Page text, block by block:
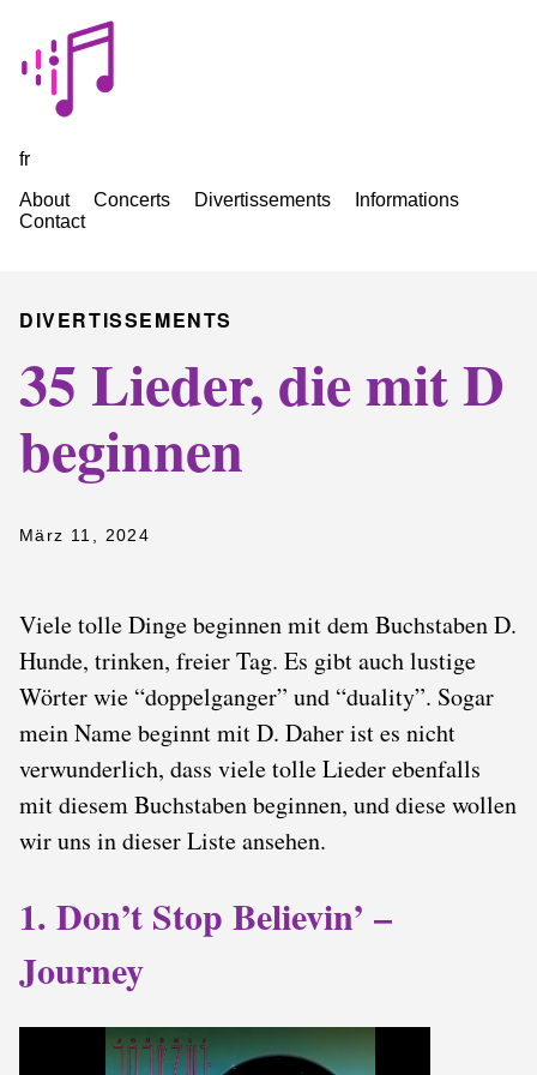
fr
About
Concerts Divertissements
Informations
Contact
DIVERTISSEMENTS
35 Lieder, die mit D
beginnen
März 11, 2024
Viele tolle Dinge beginnen mit dem Buchstaben D.
Hunde, trinken, freier Tag. Es gibt auch lustige
Wörter wie “doppelganger” und “duality”. Sogar
mein Name beginnt mit D. Daher ist es nicht
verwunderlich, dass viele tolle Lieder ebenfalls
mit diesem Buchstaben beginnen, und diese wollen
wir uns in dieser Liste ansehen.
1. Don’t Stop Believin’ –
Journey